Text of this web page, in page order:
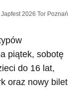
Japfest 2026 Tor Poznań
piątek, sobotę
do 16 lat,
oraz nowy bilet